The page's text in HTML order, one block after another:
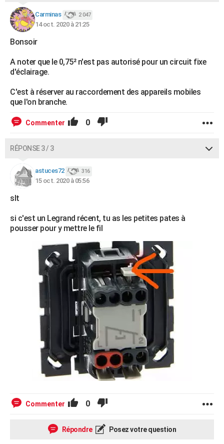
Carminas 2 047
14 oct. 2020 à 21:25
Bonsoir
A noter que le 0,75² n'est pas autorisé pour un circuit fixe
d'éclairage.
C'est à réserver au raccordement des appareils mobiles
que l'on branche.
Commenter 0
RÉPONSE 3 / 3
astuces72 316
15 oct. 2020 à 05:56
slt
si c'est un Legrand récent, tu as les petites pates à
pousser pour y mettre le fil
Commenter 0
Répondre Posez votre question